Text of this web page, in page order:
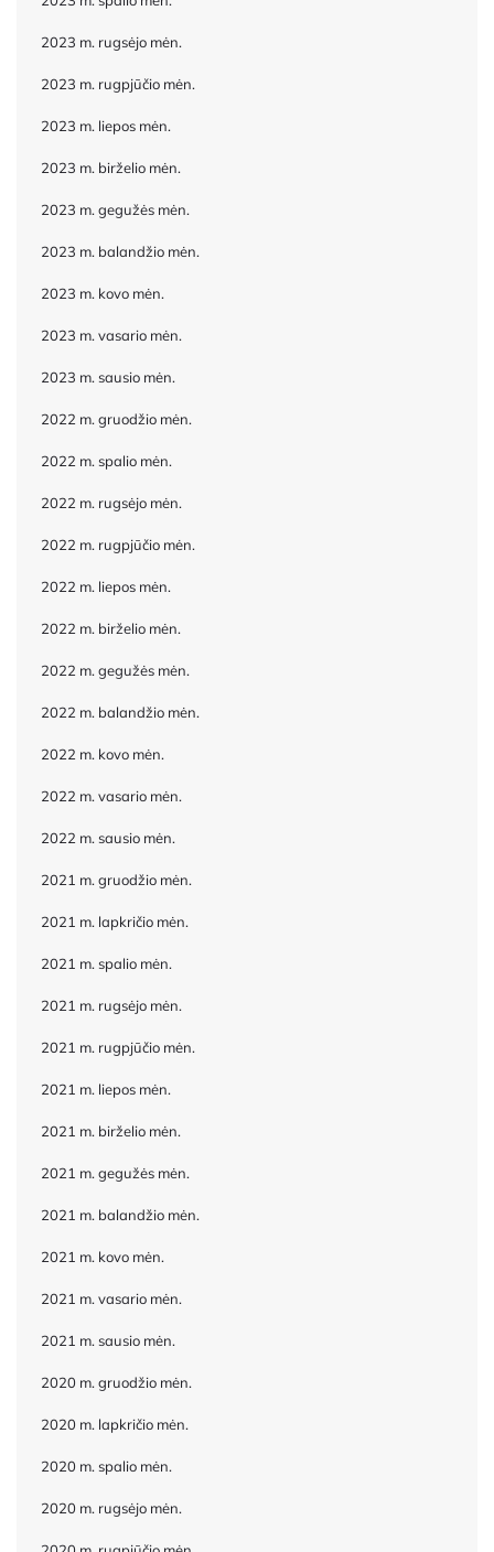
2023 m. rugsėjo mėn.
2023 m. rugpjūčio mėn.
2023 m. liepos mėn.
2023 m. birželio mėn.
2023 m. gegužės mėn.
2023 m. balandžio mėn.
2023 m. kovo mėn.
2023 m. vasario mėn.
2023 m. sausio mėn.
2022 m. gruodžio mėn.
2022 m. spalio mėn.
2022 m. rugsėjo mėn.
2022 m. rugpjūčio mėn.
2022 m. liepos mėn.
2022 m. birželio mėn.
2022 m. gegužės mėn.
2022 m. balandžio mėn.
2022 m. kovo mėn.
2022 m. vasario mėn.
2022 m. sausio mėn.
2021 m. gruodžio mėn.
2021 m. lapkričio mėn.
2021 m. spalio mėn.
2021 m. rugsėjo mėn.
2021 m. rugpjūčio mėn.
2021 m. liepos mėn.
2021 m. birželio mėn.
2021 m. gegužės mėn.
2021 m. balandžio mėn.
2021 m. kovo mėn.
2021 m. vasario mėn.
2021 m. sausio mėn.
2020 m. gruodžio mėn.
2020 m. lapkričio mėn.
2020 m. spalio mėn.
2020 m. rugsėjo mėn.